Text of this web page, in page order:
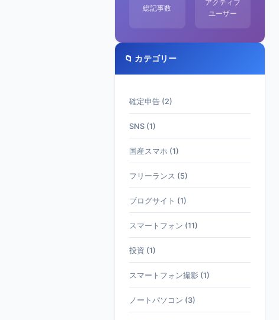
総記事数
アクティブ
ユーザー
📁 カテゴリー
確定申告 (2)
SNS (1)
国産スマホ (1)
フリーランス (5)
ブログサイト (1)
スマートフォン (11)
投資 (1)
スマートフォン撮影 (1)
ノートパソコン (3)